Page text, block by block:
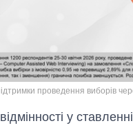
проведення виборів
у